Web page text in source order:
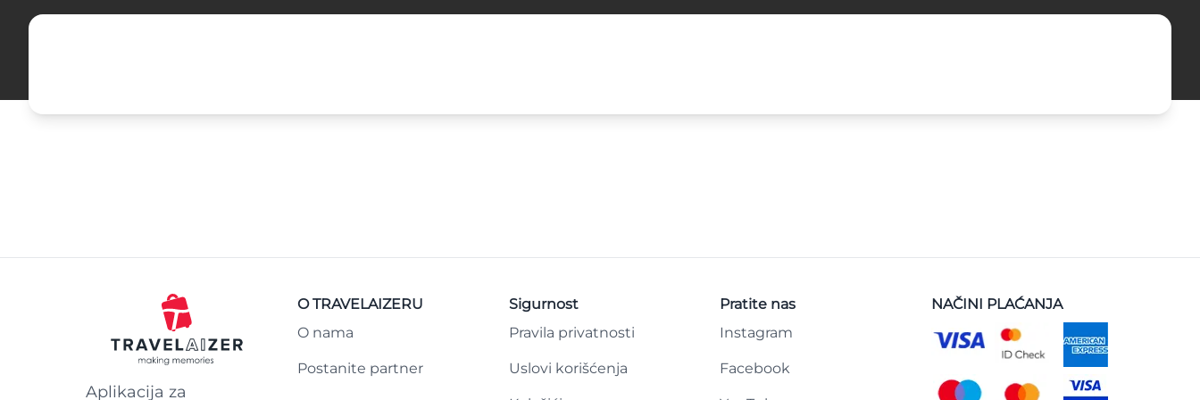
Aplikacija za
O TRAVELAIZERU
O nama
Postanite partner
Sigurnost
Pravila privatnosti
Uslovi korišćenja
Pratite nas
Instagram
Facebook
NAČINI PLAĆANJA